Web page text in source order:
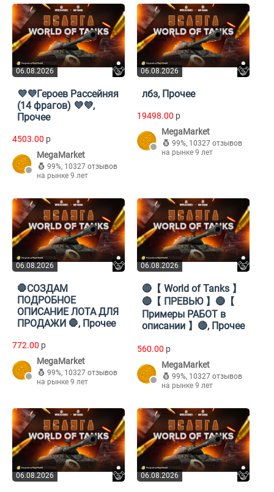
06.08.2026
💜💜Героев Рассейняя
(14 фрагов) 💜💜,
Прочее
4503.00 p
MegaMarket
99%, 10327 отзывов
на рынке 9 лет
06.08.2026
лбз, Прочее
19498.00 p
MegaMarket
99%, 10327 отзывов
на рынке 9 лет
06.08.2026
🛑СОЗДАМ
ПОДРОБНОЕ
ОПИСАНИЕ ЛОТА ДЛЯ
ПРОДАЖИ 🛑, Прочее
772.00 p
MegaMarket
99%, 10327 отзывов
на рынке 9 лет
06.08.2026
🔴【 World of Tanks 】
🔴【 ПРЕВЬЮ 】🔴【
Примеры РАБОТ в
описании 】🔴, Прочее
560.00 p
MegaMarket
99%, 10327 отзывов
на рынке 9 лет
06.08.2026 06.08.2026